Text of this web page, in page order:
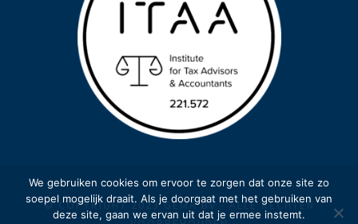
© COPYRIGHT 2023 GEMA BV - ALLE RECHTEN
We gebruiken cookies om ervoor te zorgen dat onze site zo
soepel mogelijk draait. Als je doorgaat met het gebruiken van
deze site, gaan we ervan uit dat je ermee instemt.